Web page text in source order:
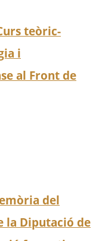
teòric-
i
al Front de
del
la Diputació de